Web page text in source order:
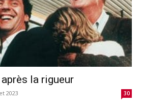
la rigueur
2023 30